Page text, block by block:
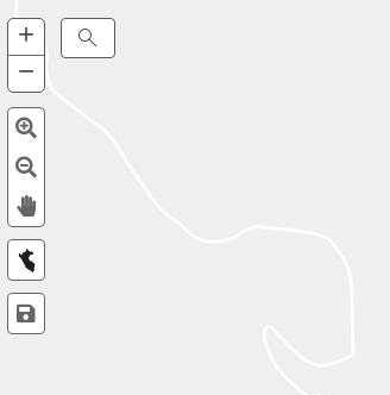
+ Zoom
In
−
Out